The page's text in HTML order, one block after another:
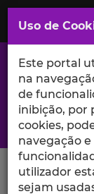
Saltar
para
Conteúdo
Principal
A excelência
Search
Uso de
Este portal
na
de
inibição, por
cookies,
navegação
utilizador
sejam